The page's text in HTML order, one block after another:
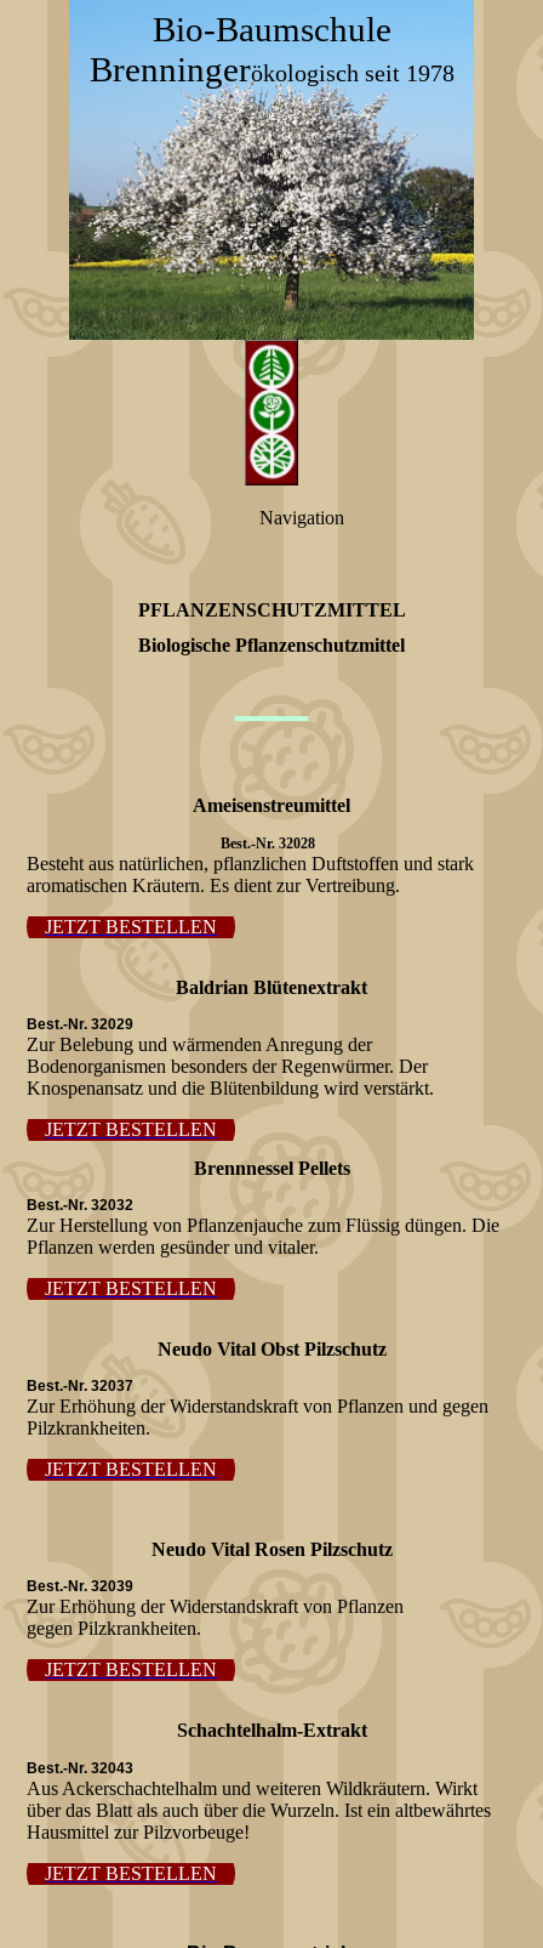
Bio-Baumschule
Brenningerökologisch seit 1978
Navigation
PFLANZENSCHUTZMITTEL
Biologische Pflanzenschutzmittel
—
Ameisenstreumittel
Best.-Nr. 32028
Besteht aus natürlichen, pflanzlichen Duftstoffen und stark
aromatischen Kräutern. Es dient zur Vertreibung.
JETZT BESTELLEN
Baldrian Blütenextrakt
Best.-Nr. 32029
Zur Belebung und wärmenden Anregung der
Bodenorganismen besonders der Regenwürmer. Der
Knospenansatz und die Blütenbildung wird verstärkt.
JETZT BESTELLEN
Brennnessel Pellets
Best.-Nr. 32032
Zur Herstellung von Pflanzenjauche zum Flüssig düngen. Die
Pflanzen werden gesünder und vitaler.
JETZT BESTELLEN
Neudo Vital Obst Pilzschutz
Best.-Nr. 32037
Zur Erhöhung der Widerstandskraft von Pflanzen und gegen
Pilzkrankheiten.
JETZT BESTELLEN
Neudo Vital Rosen Pilzschutz
Best.-Nr. 32039
Zur Erhöhung der Widerstandskraft von Pflanzen
gegen Pilzkrankheiten.
JETZT BESTELLEN
Schachtelhalm-Extrakt
Best.-Nr. 32043
Aus Ackerschachtelhalm und weiteren Wildkräutern. Wirkt
über das Blatt als auch über die Wurzeln. Ist ein altbewährtes
Hausmittel zur Pilzvorbeuge!
JETZT BESTELLEN